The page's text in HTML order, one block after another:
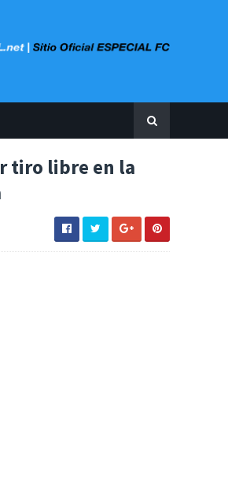
tiro libre en la